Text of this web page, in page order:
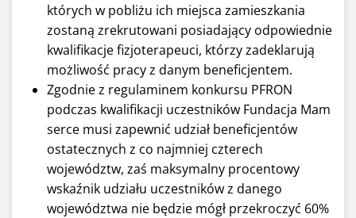
których w pobliżu ich miejsca zamieszkania
zostaną zrekrutowani posiadający odpowiednie
kwalifikacje fizjoterapeuci, którzy zadeklarują
możliwość pracy z danym beneficjentem.
Zgodnie z regulaminem konkursu PFRON
podczas kwalifikacji uczestników Fundacja Mam
serce musi zapewnić udział beneficjentów
ostatecznych z co najmniej czterech
województw, zaś maksymalny procentowy
wskaźnik udziału uczestników z danego
województwa nie będzie mógł przekroczyć 60%